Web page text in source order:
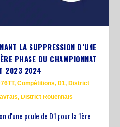
LA SUPPRESSION D’UNE
PHASE DU CHAMPIONNAT
2023 2024
, Compétitions, D1, District
, District Rouennais
poule de D1 pour la 1ère